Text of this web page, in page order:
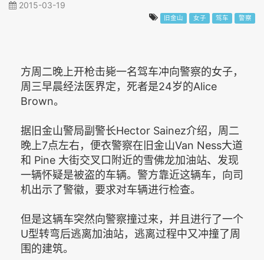
2015-03-19
旧金山 女子 驾车 警察
方周二晚上开枪击毙一名驾车冲向警察的女子，
周三早晨经法医界定，死者是24岁的Alice
Brown。
据旧金山警局副警长Hector Sainez介绍，周二
晚上7点左右，便衣警察在旧金山Van Ness大道
和 Pine 大街交叉口附近的雪佛龙加油站、发现
一辆怀疑是被盗的车辆。警方靠近这辆车，向司
机出示了警徽，要求对车辆进行检查。
但是这辆车突然向警察撞过来，并且进行了一个
U型转弯后逃离加油站，逃离过程中又冲撞了周
围的建筑。